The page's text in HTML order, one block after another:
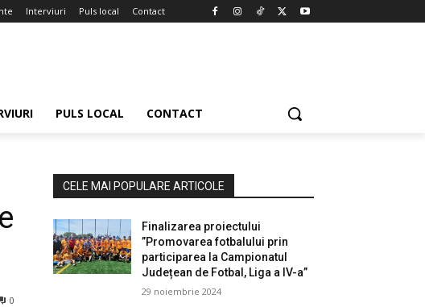
Interviuri Puls local Contact
PULS LOCAL CONTACT
0
CELE MAI POPULARE ARTICOLE
Finalizarea proiectului
”Promovarea fotbalului prin
participarea la Campionatul
Județean de Fotbal, Liga a IV-a”
29 noiembrie 2024